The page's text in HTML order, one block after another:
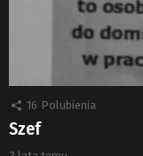
16 Polubienia
Szef